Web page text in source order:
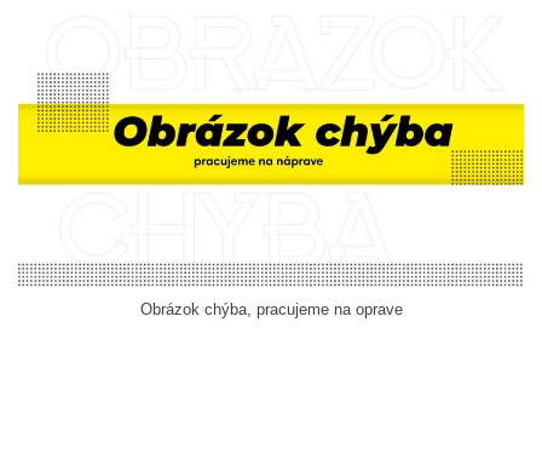
Obrázok chýba, pracujeme na oprave